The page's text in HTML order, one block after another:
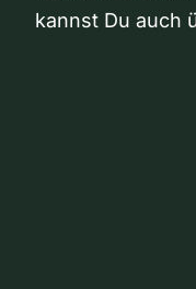
kannst Du auch